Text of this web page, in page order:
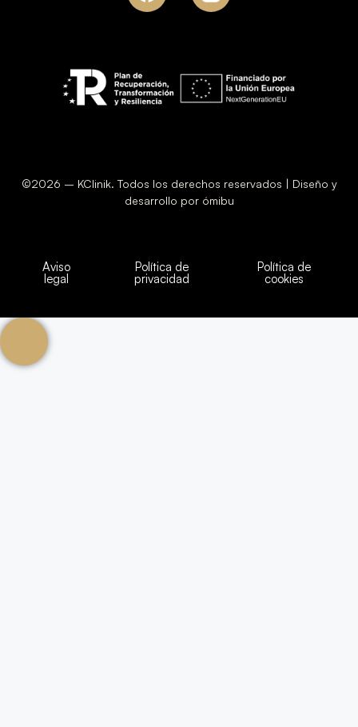
©2026 – KClinik. Todos los derechos reservados | Diseño y
desarrollo por ómibu
Aviso
legal
Política de
privacidad
Política de
cookies